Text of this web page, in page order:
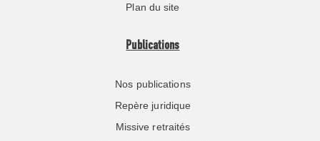
Plan du site
Publications
Nos publications
Repère juridique
Missive retraités